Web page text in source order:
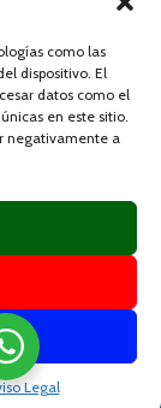
como las
dispositivo. El
datos como el
en este sitio.
negativamente a
Legal